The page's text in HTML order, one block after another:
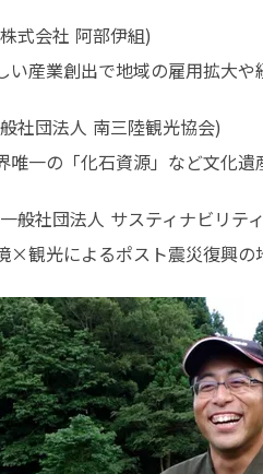
式会社 阿部伊組)
い産業創出で地域の雇用拡大や
社団法人 南三陸観光協会)
唯一の「化石資源」など文化
般社団法人 サスティナビリテ
×観光によるポスト震災復興の